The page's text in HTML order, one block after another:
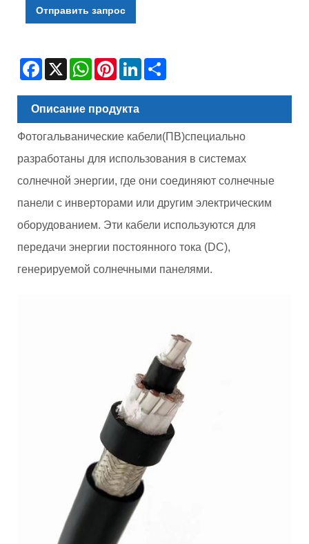
Отправить запрос
Facebook
X WhatsAppPinterestLinkedIn
Описание продукта
Фотогальванические кабели(ПВ)специально
разработаны для использования в системах
солнечной энергии, где они соединяют солнечные
панели с инверторами или другим электрическим
оборудованием. Эти кабели используются для
передачи энергии постоянного тока (DC),
генерируемой солнечными панелями.